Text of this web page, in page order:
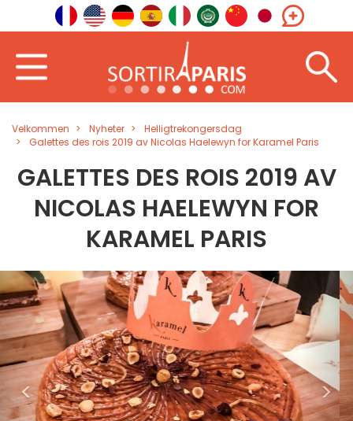
Velkommen Nyheter
Helligtrekongersdag
Galettes des rois 2019 av Nicolas Haelewyn for Karamel Paris
GALETTES DES ROIS 2019 AV
NICOLAS HAELEWYN FOR
KARAMEL PARIS
< >